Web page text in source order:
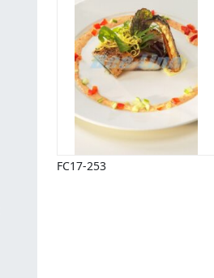
FC17-253